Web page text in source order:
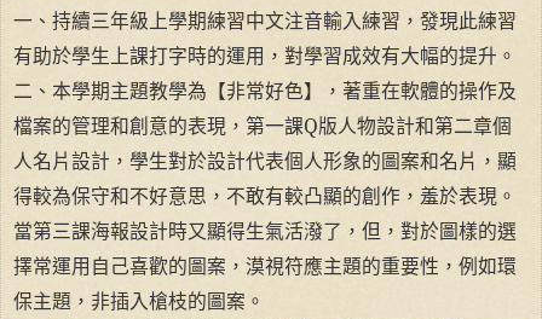
一、持續三年級上學期練習中文注音輸入練習，發現此練習
有助於學生上課打字時的運用，對學習成效有大幅的提升。
二、本學期主題教學為【非常好色】，著重在軟體的操作及
檔案的管理和創意的表現，第一課Q版人物設計和第二章個
人名片設計，學生對於設計代表個人形象的圖案和名片，顯
得較為保守和不好意思，不敢有較凸顯的創作，羞於表現。
當第三課海報設計時又顯得生氣活潑了，但，對於圖樣的選
擇常運用自己喜歡的圖案，漠視符應主題的重要性，例如環
保主題，非插入槍枝的圖案。